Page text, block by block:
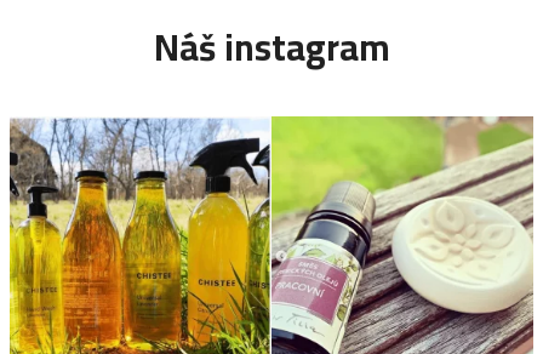
Náš instagram